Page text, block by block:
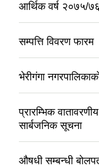
आर्थिक वर्ष २०७५/
सम्पत्ति विवरण फारम
भेरीगंगा
प्रारम्भिक
सार्बजनिक सूचना
औषधी सम्बन्धी